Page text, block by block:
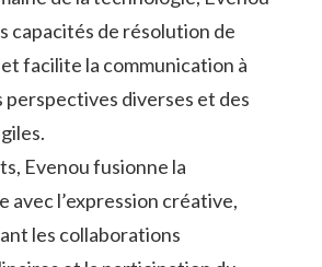
capacités de résolution de
facilite la communication à
perspectives diverses et des
Evenou fusionne la
avec l’expression créative,
les collaborations